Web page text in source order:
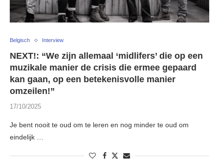
Belgisch Interview
NEXT!: “We zijn allemaal ‘midlifers’ die op een
muzikale manier de crisis die ermee gepaard
kan gaan, op een betekenisvolle manier
omzeilen!”
17/10/2025
Je bent nooit te oud om te leren en nog minder te oud om
eindelijk …